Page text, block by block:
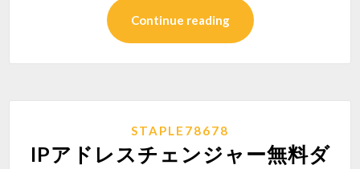
Continue reading
STAPLE78678
IPアドレスチェンジャー無料ダ